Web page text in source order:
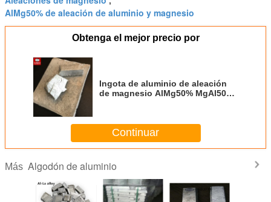
AlMg50% de aleación de aluminio y magnesio
Obtenga el mejor precio por
Ingota de aluminio de aleación
de magnesio AlMg50% MgAl50%
maestras Al mejorado
rendimiento
Continuar
Más Algodón de aluminio